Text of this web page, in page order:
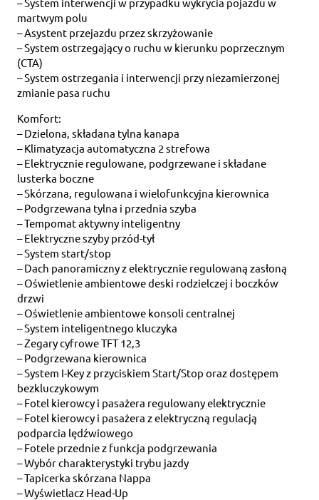
martwym polu
– Asystent przejazdu przez skrzyżowanie
– System ostrzegający o ruchu w kierunku poprzecznym
(CTA)
– System ostrzegania i interwencji przy niezamierzonej
zmianie pasa ruchu
Komfort:
– Dzielona, składana tylna kanapa
– Klimatyzacja automatyczna 2 strefowa
– Elektrycznie regulowane, podgrzewane i składane
lusterka boczne
– Skórzana, regulowana i wielofunkcyjna kierownica
– Podgrzewana tylna i przednia szyba
– Tempomat aktywny inteligentny
– Elektryczne szyby przód-tył
– System start/stop
– Dach panoramiczny z elektrycznie regulowaną zasłoną
– Oświetlenie ambientowe deski rodzielczej i boczków
drzwi
– Oświetlenie ambientowe konsoli centralnej
– System inteligentnego kluczyka
– Zegary cyfrowe TFT 12,3
– Podgrzewana kierownica
– System I-Key z przyciskiem Start/Stop oraz dostępem
bezkluczykowym
– Fotel kierowcy i pasażera regulowany elektrycznie
– Fotel kierowcy i pasażera z elektryczną regulacją
podparcia lędźwiowego
– Fotele przednie z funkcja podgrzewania
– Wybór charakterystyki trybu jazdy
– Tapicerka skórzana Nappa
– Wyświetlacz Head-Up